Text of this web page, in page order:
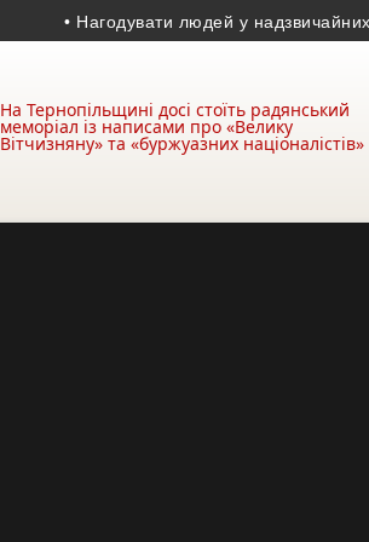
• Нагодувати людей у надзвичайних
На Тернопільщині досі стоїть радянський
меморіал із написами про «Велику
Вітчизняну» та «буржуазних націоналістів»